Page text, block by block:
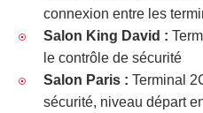
connexion entre les
Salon King David :
le contrôle de sécurité
Salon Paris : Terminal
sécurité, niveau départ